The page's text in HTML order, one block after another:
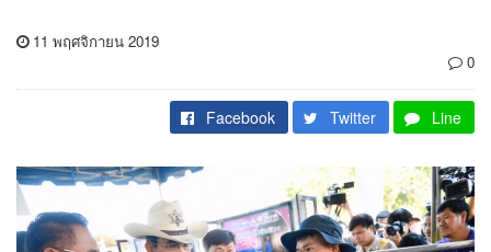
11 พฤศจิกายน 2019
0
Facebook Twitter Line